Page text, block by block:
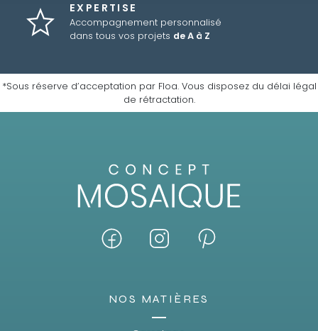
EXPERTISE
Accompagnement personnalisé
dans tous vos projets de A à Z
*Sous réserve d’acceptation par Floa. Vous disposez du délai légal
de rétractation.
NOS MATIÈRES